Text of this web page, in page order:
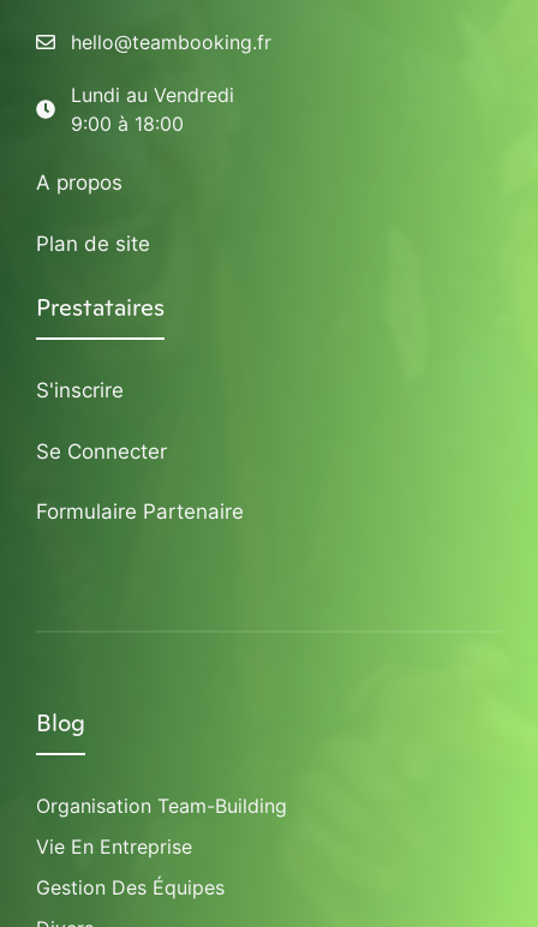
hello@teambooking.fr
Lundi au Vendredi
9:00 à 18:00
A propos
Plan de site
Prestataires
S'inscrire
Se Connecter
Formulaire Partenaire
Blog
Organisation Team-Building
Vie En Entreprise
Gestion Des Équipes